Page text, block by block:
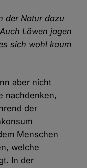
der Natur dazu
Löwen jagen
sich wohl kaum
aber nicht
nachdenken,
der
Menschen
welche
In der